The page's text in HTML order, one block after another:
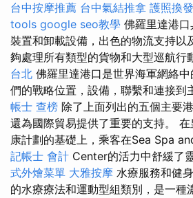
台中按摩推薦 台中氣結推拿 護照換發
tools google seo教學 佛羅里達港
裝置和卸載設備，出色的物流支持以
夠處理所有類型的貨物和大型巡航行
台北 佛羅里達港口是世界海軍網絡
們的戰略位置，設備，聯繫和連接到
帳士 查榜 除了上面列出的五個主要
還為國際貿易提供了重要的支持。
康計劃的基礎上，乘客在Sea Spa
記帳士 會計 Center的活力中舒緩了
式外燴菜單 大雅按摩 水療服務和健
的水療療法和運動型組類別，是一種